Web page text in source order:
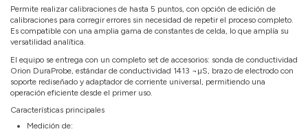
Permite realizar calibraciones de hasta 5 puntos, con opción de edición de
calibraciones para corregir errores sin necesidad de repetir el proceso completo.
Es compatible con una amplia gama de constantes de celda, lo que amplía su
versatilidad analítica.
El equipo se entrega con un completo set de accesorios: sonda de conductividad
Orion DuraProbe, estándar de conductividad 1413 ¬µS, brazo de electrodo con
soporte rediseñado y adaptador de corriente universal, permitiendo una
operación eficiente desde el primer uso.
Características principales
Medición de: